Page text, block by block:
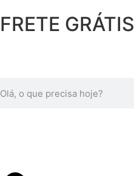
FRETE